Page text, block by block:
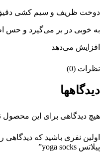
دوخت ظریف و سیم‌ کشی دقیق
به‌ خوبی در بر می‌گیرد و حس
افزایش می‌دهد
نظرات (0)
دیدگاهها
هیچ دیدگاهی برای این
اولین نفری باشید که
پیلاتس yoga socks”